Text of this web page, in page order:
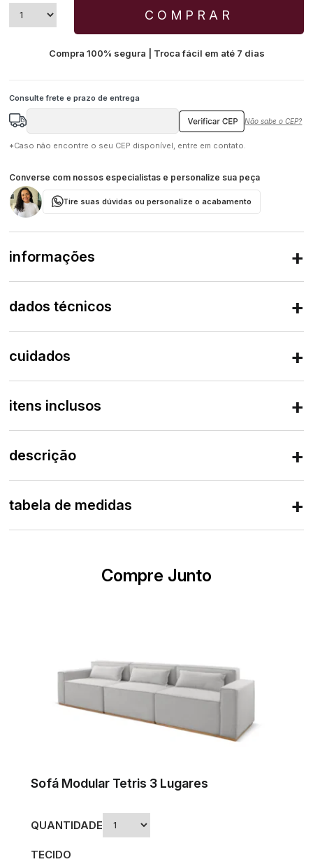
informações
dados técnicos
cuidados
itens inclusos
descrição
tabela de medidas
COMPRAR
Compra 100% segura | Troca fácil em até 7 dias
Não sabe o CEP?
*Caso não encontre o seu CEP disponível, entre em contato.
Converse com nossos especialistas e personalize sua peça
Tire suas dúvidas ou personalize o acabamento
Compre Junto
Sofá Modular Tetris 3 Lugares
QUANTIDADE
TECIDO